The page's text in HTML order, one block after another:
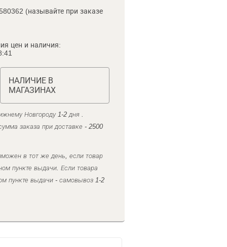
(называйте при заказе
цен и наличия:
НАЛИЧИЕ В
МАГАЗИНАХ
Новгороду 1-2 дня .
заказа при доставке - 2500
в тот же день, если товар
пункте выдачи. Если товара
пункте выдачи - самовывоз 1-2